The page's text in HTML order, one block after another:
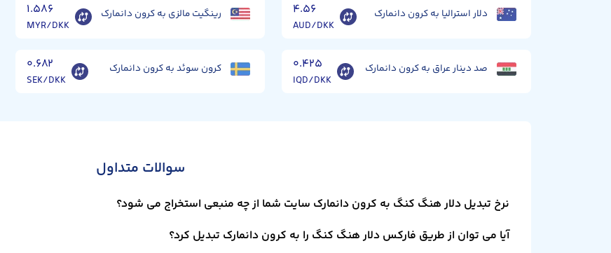
دلار استرالیا به کرون دانمارک ۴.۵۶
AUD/DKK
رینگیت مالزی به کرون دانمارک ۱.۵۸۶
MYR/DKK
صد دینار عراق به کرون دانمارک ۰.۴۲۵
IQD/DKK
کرون سوئد به کرون دانمارک ۰.۶۸۲
SEK/DKK
سوالات متداول
نرخ تبدیل دلار هنگ کنگ به کرون دانمارک سایت شما از چه منبعی استخراج می شود؟
آیا می توان از طریق فارکس دلار هنگ کنگ را به کرون دانمارک تبدیل کرد؟